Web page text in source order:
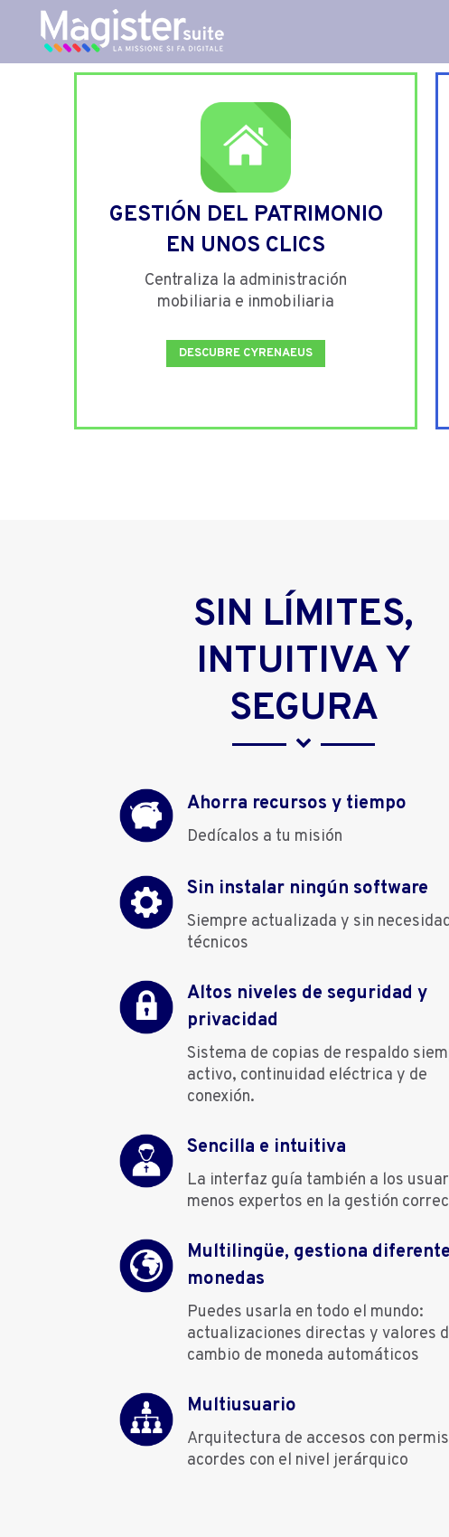
GESTIÓN DEL PATRIMONIO
EN UNOS CLICS
Centraliza la administración
mobiliaria e inmobiliaria
DESCUBRE CYRENAEUS
SIN LÍMITES,
INTUITIVA Y
SEGURA
Ahorra recursos y tiempo
Dedícalos a tu misión
Sin instalar ningún software
Siempre actualizada y sin
técnicos
Altos niveles de seguridad y
privacidad
Sistema de copias de respaldo
activo, continuidad eléctrica y de
conexión.
Sencilla e intuitiva
La interfaz guía también a los
menos expertos en la gestión
Multilingüe, gestiona
monedas
Puedes usarla en todo el mundo:
actualizaciones directas y valores
cambio de moneda automáticos
Multiusuario
Arquitectura de accesos con
acordes con el nivel jerárquico